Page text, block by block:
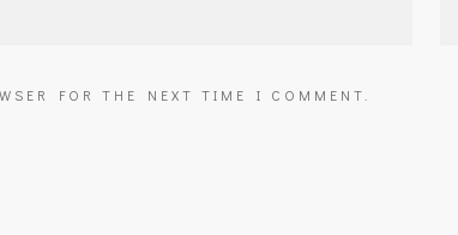
FOR THE NEXT TIME I COMMENT.